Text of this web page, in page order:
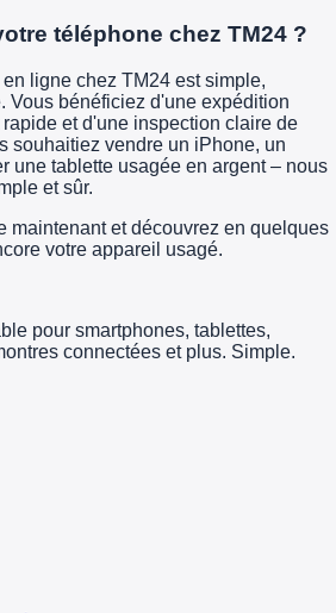
téléphone chez TM24 ?
ligne chez TM24 est simple,
Vous bénéficiez d'une expédition
et d'une inspection claire de
souhaitiez vendre un iPhone, un
une tablette usagée en argent – nous
et sûr.
maintenant et découvrez en quelques
votre appareil usagé.
pour smartphones, tablettes,
connectées et plus. Simple.